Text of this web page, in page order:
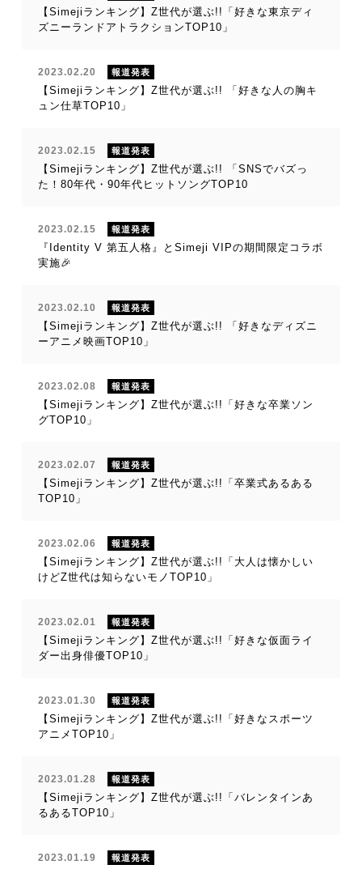
【Simejiランキング】Z世代が選ぶ!!「好きな東京ディ
ズニーランドアトラクションTOP10」
2023.02.20 報道発表
【Simejiランキング】Z世代が選ぶ!! 「好きな人の胸キ
ュン仕草TOP10」
2023.02.15 報道発表
【Simejiランキング】Z世代が選ぶ!! 「SNSでバズっ
た！80年代・90年代ヒットソングTOP10
2023.02.15 報道発表
『Identity V 第五人格』とSimeji VIPの期間限定コラボ
実施🎉
2023.02.10 報道発表
【Simejiランキング】Z世代が選ぶ!! 「好きなディズニ
ーアニメ映画TOP10」
2023.02.08 報道発表
【Simejiランキング】Z世代が選ぶ!!「好きな卒業ソン
グTOP10」
2023.02.07 報道発表
【Simejiランキング】Z世代が選ぶ!!「卒業式あるある
TOP10」
2023.02.06 報道発表
【Simejiランキング】Z世代が選ぶ!!「大人は懐かしい
けどZ世代は知らないモノTOP10」
2023.02.01 報道発表
【Simejiランキング】Z世代が選ぶ!!「好きな仮面ライ
ダー出身俳優TOP10」
2023.01.30 報道発表
【Simejiランキング】Z世代が選ぶ!!「好きなスポーツ
アニメTOP10」
2023.01.28 報道発表
【Simejiランキング】Z世代が選ぶ!!「バレンタインあ
るあるTOP10」
2023.01.19 報道発表